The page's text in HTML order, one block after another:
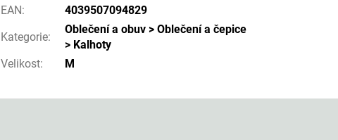
EAN:
4039507094829
Kategorie:
Oblečení a obuv > Oblečení a čepice
> Kalhoty
Velikost: M